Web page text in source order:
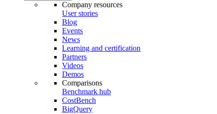
Company resources
User stories
Blog
Events
News
Learning and certification
Partners
Videos
Demos
Comparisons
Benchmark hub
CostBench
BigQuery